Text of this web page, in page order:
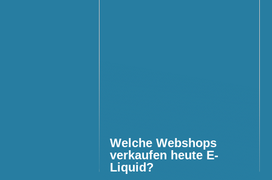
Welche Webshops
verkaufen heute E-
Liquid?